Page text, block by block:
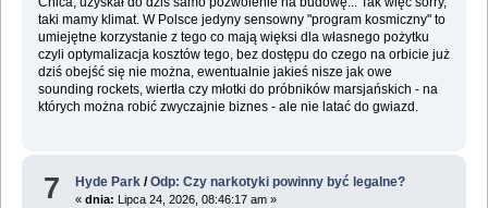
taki mamy klimat. W Polsce jedyny sensowny "program kosmiczny" to
umiejętne korzystanie z tego co mają więksi dla własnego pożytku
czyli optymalizacja kosztów tego, bez dostępu do czego na orbicie już
dziś obejść się nie można, ewentualnie jakieś nisze jak owe
sounding rockets, wiertła czy młotki do próbników marsjańskich - na
których można robić zwyczajnie biznes - ale nie latać do gwiazd.
7 Hyde Park /Odp: Czy narkotyki powinny być legalne?
«dnia: Lipca 24, 2026, 08:46:17 am »